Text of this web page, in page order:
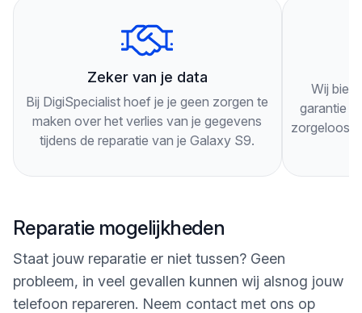
grondig inspecteren en je adviseren over de beste
oplossing voor je specifieke probleem.
Onze technici werken snel en efficiënt, zodat je zo
snel mogelijk weer gebruik kunt maken van je
Galaxy S9. Als je nog vragen hebt of langs wilt
komen, kun je ons altijd bellen of een bericht
sturen via onze website. Wij staan klaar om je te
Zeker van je data
Bij DigiSpecialist hoef je je geen zorgen te
maken over het verlies van je gegevens
tijdens de reparatie van je Galaxy S9.
Wij
garantie
zorgeloos
Reparatie mogelijkheden
Staat jouw reparatie er niet tussen? Geen
probleem, in veel gevallen kunnen wij alsnog jouw
telefoon repareren. Neem contact met ons op